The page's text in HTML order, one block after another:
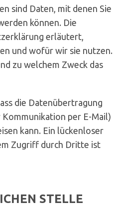
sind Daten, mit denen Sie
können. Die
erläutert,
und wofür wir sie nutzen.
zu welchem Zweck das
die Datenübertragung
per E-Mail)
kann. Ein lückenloser
Zugriff durch Dritte ist
STELLE